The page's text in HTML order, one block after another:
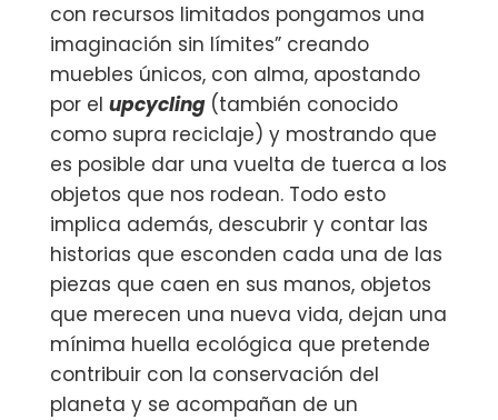
con recursos limitados pongamos una
imaginación sin límites” creando
muebles únicos, con alma, apostando
por el upcycling (también conocido
como supra reciclaje) y mostrando que
es posible dar una vuelta de tuerca a los
objetos que nos rodean. Todo esto
implica además, descubrir y contar las
historias que esconden cada una de las
piezas que caen en sus manos, objetos
que merecen una nueva vida, dejan una
mínima huella ecológica que pretende
contribuir con la conservación del
planeta y se acompañan de un